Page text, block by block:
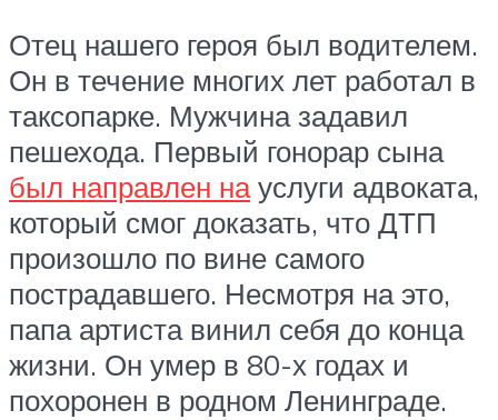
Отец нашего героя был водителем.
Он в течение многих лет работал в
таксопарке. Мужчина задавил
пешехода. Первый гонорар сына
был направлен науслуги адвоката,
который смог доказать, что ДТП
произошло по вине самого
пострадавшего. Несмотря на это,
папа артиста винил себя до конца
жизни. Он умер в 80-х годах и
похоронен в родном Ленинграде.